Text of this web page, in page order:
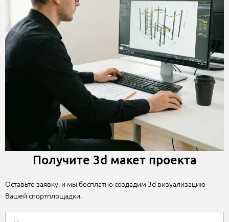
Получите 3d макет проекта
Оставьте заявку, и мы бесплатно создадим 3d визуализацию
Вашей спортплощадки.